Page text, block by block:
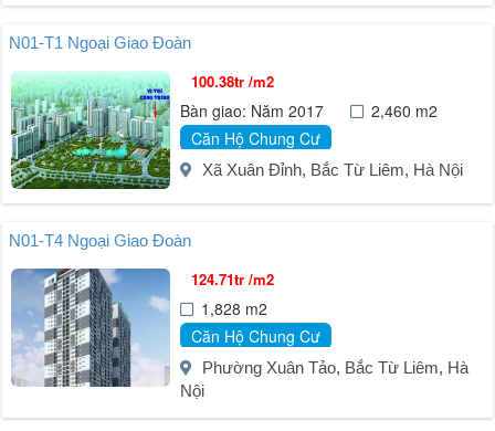
N01-T1 Ngoại Giao Đoàn
100.38tr /m2
Bàn giao: Năm 2017
2,460 m2
Căn Hộ Chung Cư
Xã Xuân Đỉnh, Bắc Từ Liêm, Hà Nội
N01-T4 Ngoại Giao Đoàn
124.71tr /m2
1,828 m2
Căn Hộ Chung Cư
Phường Xuân Tảo, Bắc Từ Liêm, Hà
Nội